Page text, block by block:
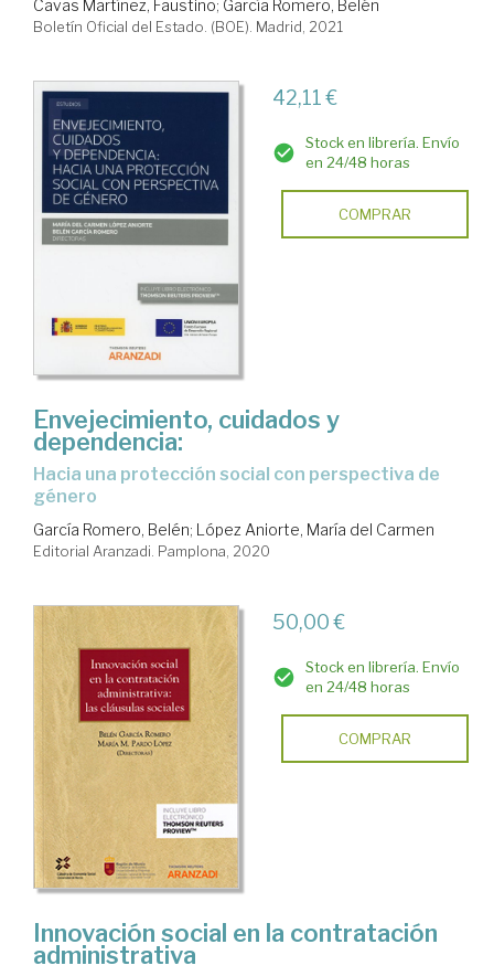
Cavas Martínez, Faustino; García Romero, Belén
Boletín Oficial del Estado. (BOE). Madrid, 2021
42,11 €
Stock en librería. Envío
en 24/48 horas
COMPRAR
Envejecimiento, cuidados y
dependencia:
hacia una protección social con perspectiva de
género
García Romero, Belén; López Aniorte, María del Carmen
Editorial Aranzadi. Pamplona, 2020
50,00 €
Stock en librería. Envío
en 24/48 horas
COMPRAR
Innovación social en la contratación
administrativa